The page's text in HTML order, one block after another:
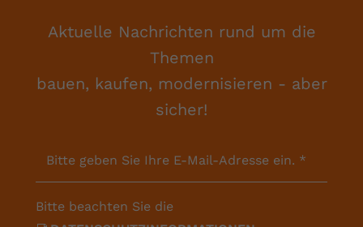
Aktuelle Nachrichten rund um die
Themen
bauen, kaufen, modernisieren - aber
sicher!
Bitte geben Sie Ihre E-Mail-Adresse ein. *
Bitte beachten Sie die